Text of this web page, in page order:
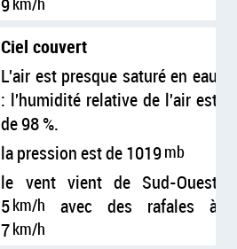
9
Ciel couvert
L'air est presque saturé en eau
: l'humidité relative de l'air est
de 98 %.
la pression est de 1019mb
le vent vient de Sud-Ouest
5km/h
avec des rafales à
7km/h